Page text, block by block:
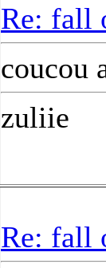
Re: fall
coucou
zuliie
Re: fall